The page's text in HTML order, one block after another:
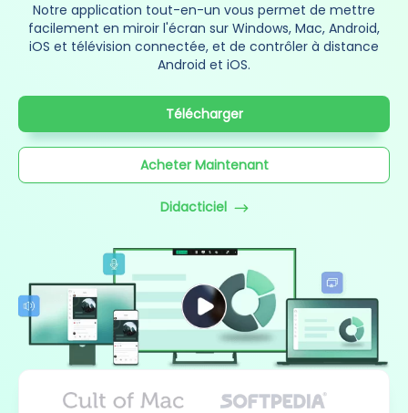
Notre application tout-en-un vous permet de mettre
facilement en miroir l'écran sur Windows, Mac, Android,
iOS et télévision connectée, et de contrôler à distance
Android et iOS.
Télécharger
Acheter Maintenant
Didacticiel